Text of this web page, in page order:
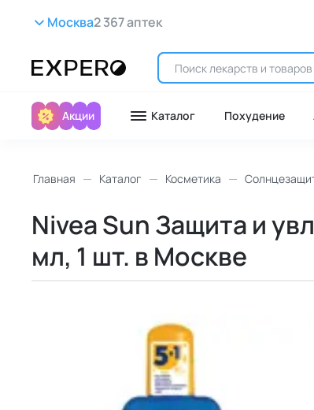
Москва2 367 аптек
Акции Каталог Похудение
Главная Каталог Косметика
Nivea Sun Защита и
мл, 1 шт. в Москве